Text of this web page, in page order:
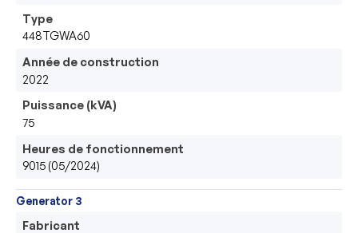
Type
448TGWA60
Année de construction
2022
Puissance (kVA)
75
Heures de fonctionnement
9015 (05/2024)
Generator 3
Fabricant